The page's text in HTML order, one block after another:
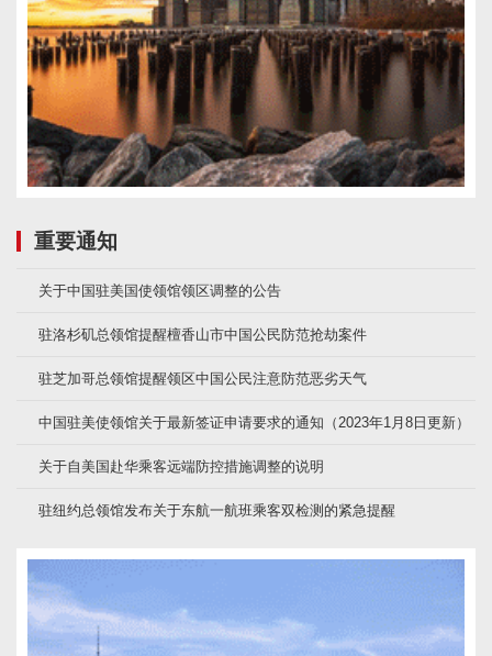
重要通知
关于中国驻美国使领馆领区调整的公告
驻洛杉矶总领馆提醒檀香山市中国公民防范抢劫案件
驻芝加哥总领馆提醒领区中国公民注意防范恶劣天气
中国驻美使领馆关于最新签证申请要求的通知（2023年1月8日更新）
关于自美国赴华乘客远端防控措施调整的说明
驻纽约总领馆发布关于东航一航班乘客双检测的紧急提醒